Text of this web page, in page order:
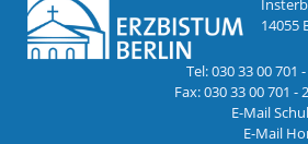
14055
Tel: 030 33 00 701
Fax: 030 33 00 701 -
E-Mail
E-Mail